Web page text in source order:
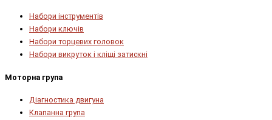
Набори інструментів
Набори ключів
Набори торцевих головок
Набори викруток і кліщі затискні
Моторна група
Діагностика двигуна
Клапанна група